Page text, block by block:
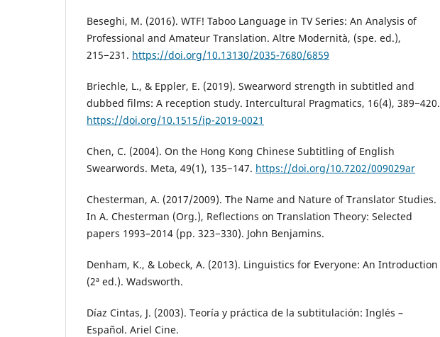
Beseghi, M. (2016). WTF! Taboo Language in TV Series: An Analysis of
Professional and Amateur Translation. Altre Modernità, (spe. ed.),
215−231. https://doi.org/10.13130/2035-7680/6859
Briechle, L., & Eppler, E. (2019). Swearword strength in subtitled and
dubbed films: A reception study. Intercultural Pragmatics, 16(4), 389−420.
https://doi.org/10.1515/ip-2019-0021
Chen, C. (2004). On the Hong Kong Chinese Subtitling of English
Swearwords. Meta, 49(1), 135−147. https://doi.org/10.7202/009029ar
Chesterman, A. (2017/2009). The Name and Nature of Translator Studies.
In A. Chesterman (Org.), Reflections on Translation Theory: Selected
papers 1993–2014 (pp. 323−330). John Benjamins.
Denham, K., & Lobeck, A. (2013). Linguistics for Everyone: An Introduction
(2ª ed.). Wadsworth.
Díaz Cintas, J. (2003). Teoría y práctica de la subtitulación: Inglés –
Español. Ariel Cine.